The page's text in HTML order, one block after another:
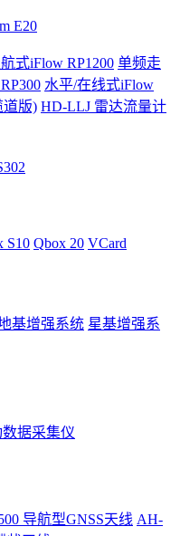
E20
式iFlow RP1200 单频走
水平/在线式iFlow
道版) HD-LLJ 雷达流量计
S10 Qbox 20 VCard
基增强系统 星基增强系
据采集仪
导航型GNSS天线 AH-